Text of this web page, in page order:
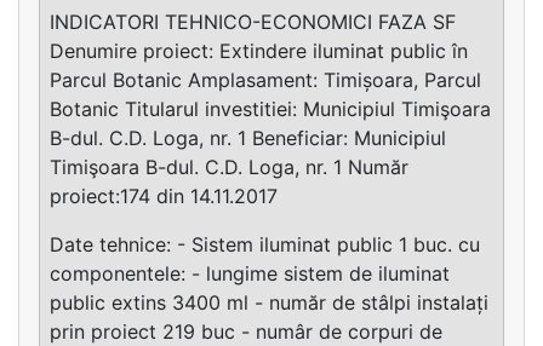
INDICATORI TEHNICO-ECONOMICI FAZA SF
Denumire proiect: Extindere iluminat public în
Parcul Botanic Amplasament: Timișoara, Parcul
Botanic Titularul investitiei: Municipiul Timişoara
B-dul. C.D. Loga, nr. 1 Beneficiar: Municipiul
Timişoara B-dul. C.D. Loga, nr. 1 Număr
proiect:174 din 14.11.2017
Date tehnice: - Sistem iluminat public 1 buc. cu
componentele: - lungime sistem de iluminat
public extins 3400 ml - număr de stâlpi instalați
prin proiect 219 buc - numâr de corpuri de